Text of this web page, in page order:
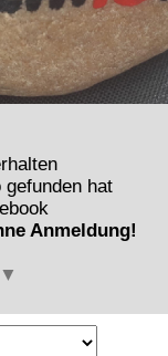
gefunden hat
Anmeldung!
▼